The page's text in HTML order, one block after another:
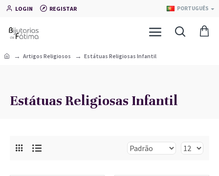
LOGIN REGISTAR PORTUGUÊS
Artigos Religiosos Estátuas Religiosas Infantil
Estátuas Religiosas Infantil